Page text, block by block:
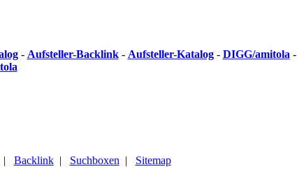
- Aufsteller-Backlink- Aufsteller-Katalog- DIGG/amitola -
Backlink| Suchboxen | Sitemap